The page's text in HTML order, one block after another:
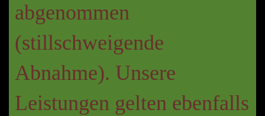
abgenommen
(stillschweigende
Abnahme). Unsere
Leistungen gelten ebenfalls